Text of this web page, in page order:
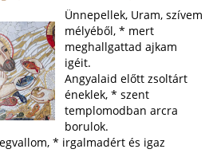
Ünnepellek, Uram, szívem
mélyéből, * mert
meghallgattad ajkam
igéit.
Angyalaid előtt zsoltárt
éneklek, * szent
templomodban arcra
borulok.
* irgalmadért és igaz